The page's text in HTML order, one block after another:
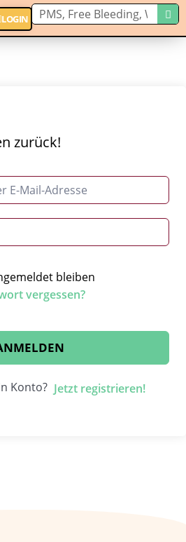
LOGIN
zurück!
bleiben
vergessen?
Konto? Jetzt registrieren!